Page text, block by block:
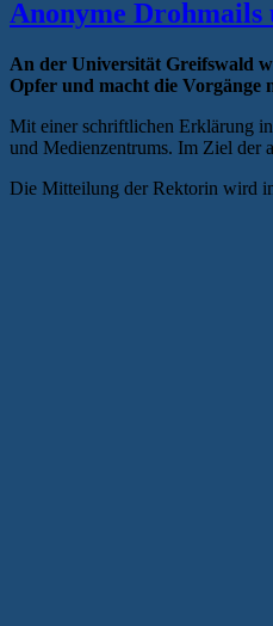
Anonyme
An der Universität Greifswald
Opfer und macht die Vorgänge
Mit einer schriftlichen Erklärung
und Medienzentrums. Im Ziel der
Die Mitteilung der Rektorin wird